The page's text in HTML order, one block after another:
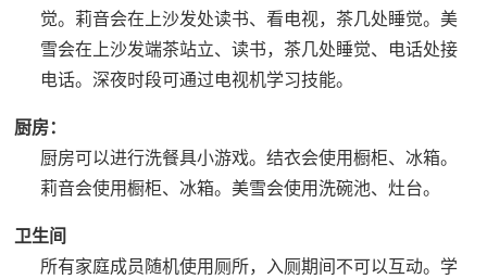
觉。 莉音会在上沙发处读书、看电视，茶几处睡觉。 美
雪会在上沙发端茶站立、读书，茶几处睡觉、电话处接
电话。 深夜时段可通过电视机学习技能。
厨房：
厨房可以进行洗餐具小游戏。 结衣会使用橱柜、冰箱。
莉音会使用橱柜、冰箱。 美雪会使用洗碗池、灶台。
卫生间
所有家庭成员随机使用厕所，入厕期间不可以互动。 学